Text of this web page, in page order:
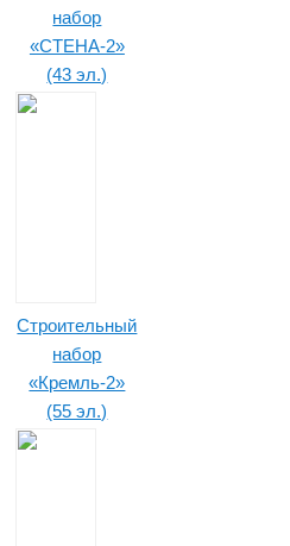
набор
«СТЕНА-2»
(43 эл.)
Строительный
набор
«Кремль-2»
(55 эл.)